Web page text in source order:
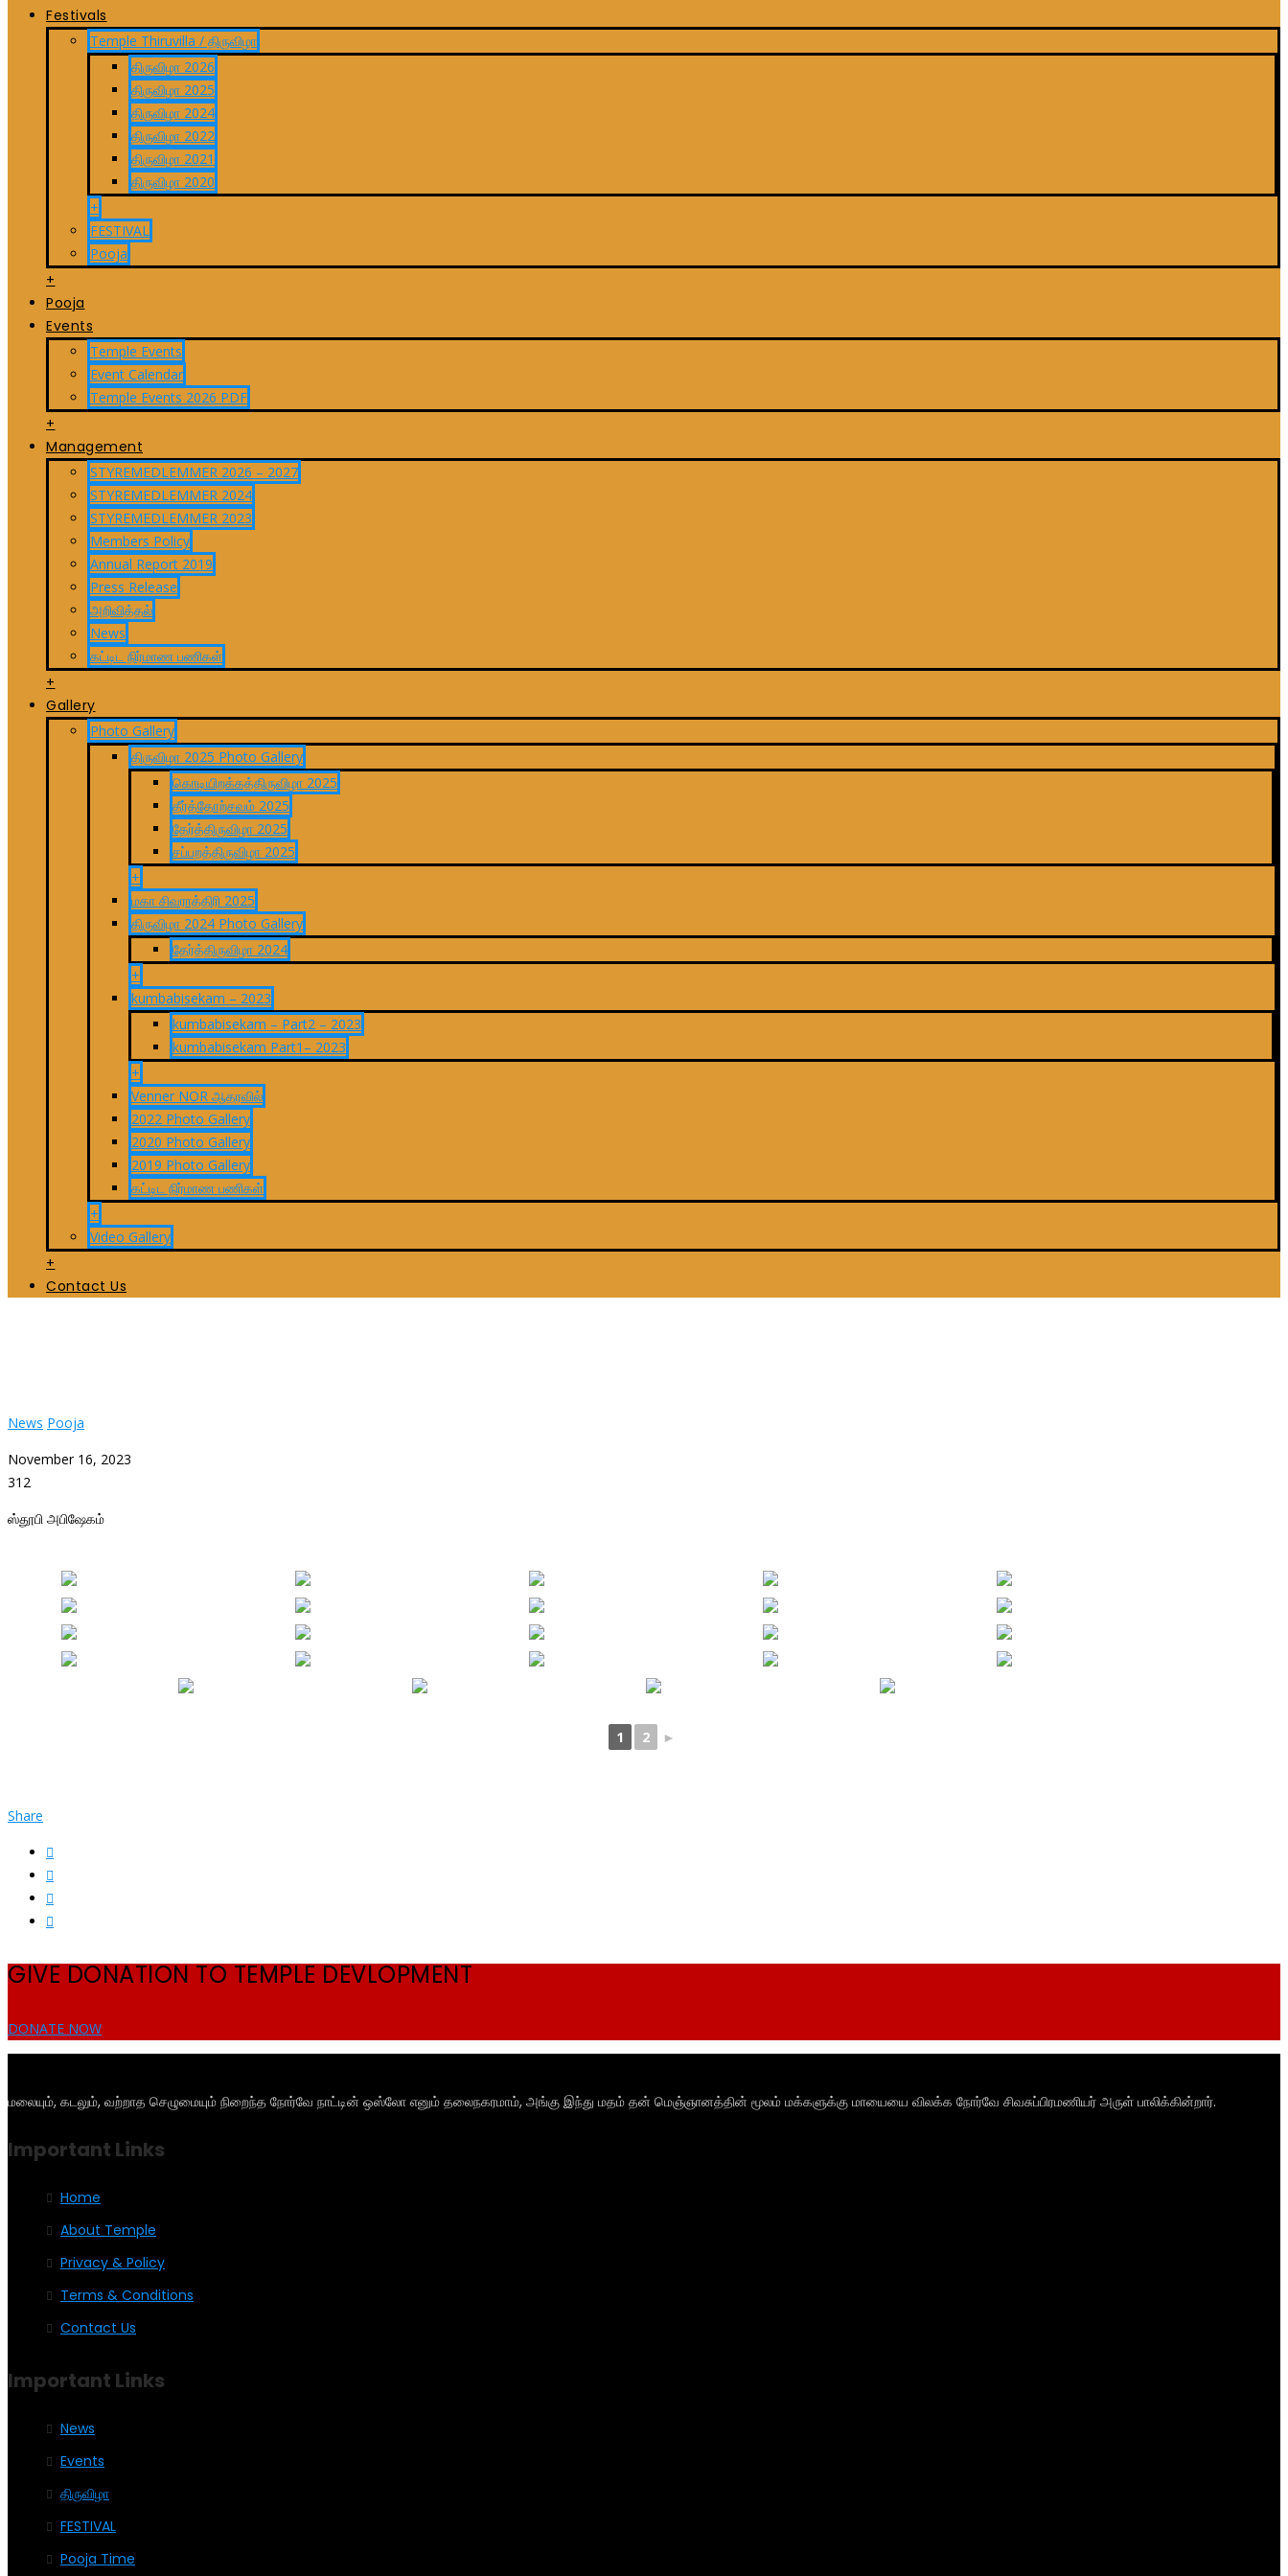
Festivals
Temple Thiruvilla / திருவிழா
திருவிழா 2026
திருவிழா 2025
திருவிழா 2024
திருவிழா 2022
திருவிழா 2021
திருவிழா 2020
+
FESTIVAL
Pooja
+
Pooja
Events
Temple Events
Event Calendar
Temple Events 2026 PDF
+
Management
STYREMEDLEMMER 2026 – 2027
STYREMEDLEMMER 2024
STYREMEDLEMMER 2023
Members Policy
Annual Report 2019
Press Release
அறிவித்தல்
News
கட்டிட நிர்மாண பணிகள்
+
Gallery
Photo Gallery
திருவிழா 2025 Photo Gallery
கொடியிறக்கத்திருவிழா 2025
தீர்த்தோற்சவம் 2025
தேர்த்திருவிழா 2025
சப்பறத்திருவிழா 2025
+
மகா சிவராத்திரி 2025
திருவிழா 2024 Photo Gallery
தேர்த்திருவிழா 2024
+
kumbabisekam – 2023
kumbabisekam – Part2 – 2023
kumbabisekam Part1– 2023
+
Venner NOR ஆதரவில்
2022 Photo Gallery
2020 Photo Gallery
2019 Photo Gallery
கட்டிட நிர்மாண பணிகள்
+
Video Gallery
+
Contact Us
News Pooja
November 16, 2023
312
ஸ்தூபி அபிஷேகம்
1 2 ►
Share
GIVE DONATION TO TEMPLE DEVLOPMENT
DONATE NOW
மலையும், கடலும், வற்றாத செழுமையும் நிறைந்த நோர்வே நாட்டின் ஒஸ்லோ எனும் தலைநகரமாம், அங்கு இந்து மதம் தன் மெஞ்ஞானத்தின் மூலம் மக்களுக்கு மாயையை விலக்க நோர்வே சிவசுப்பிரமணியர் அருள் பாலிக்கின்றார்.
Important Links
Home
About Temple
Privacy & Policy
Terms & Conditions
Contact Us
Important Links
News
Events
திருவிழா
FESTIVAL
Pooja Time